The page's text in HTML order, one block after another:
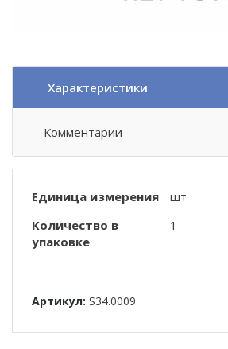
Характеристики
Комментарии
Единица измерения
шт
Количество в
упаковке
1
Артикул: S34.0009